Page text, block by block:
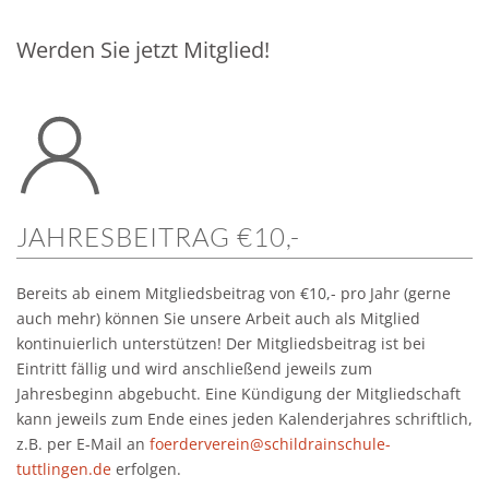
Werden Sie jetzt Mitglied!
JAHRESBEITRAG €10,-
Bereits ab einem Mitgliedsbeitrag von €10,- pro Jahr (gerne
auch mehr) können Sie unsere Arbeit auch als Mitglied
kontinuierlich unterstützen! Der Mitgliedsbeitrag ist bei
Eintritt fällig und wird anschließend jeweils zum
Jahresbeginn abgebucht. Eine Kündigung der Mitgliedschaft
kann jeweils zum Ende eines jeden Kalenderjahres schriftlich,
z.B. per E-Mail an foerderverein@schildrainschule-
tuttlingen.de erfolgen.